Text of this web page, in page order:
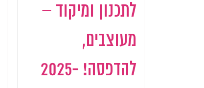
לתכנון ומיקוד –
מעוצבים,
להדפסה! 2025-